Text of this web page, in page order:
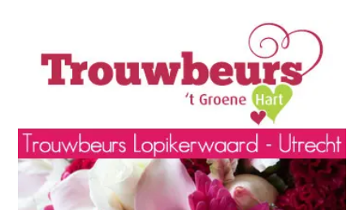
trouwdatum net in de agenda en moet vrijwel alles nog
worden geregeld. Of misschien zijn de belangrijkste
zaken al rond en zoeken jullie alleen nog naar een paar
bijzondere aanvullingen. In iedere fase van de
trouwplanning kan een bezoek aan de beurs nieuwe
ideeën opleveren.
Het voordeel is dat jullie niet alleen plaatjes bekijken,
maar mogelijkheden ook echt kunnen ontdekken en